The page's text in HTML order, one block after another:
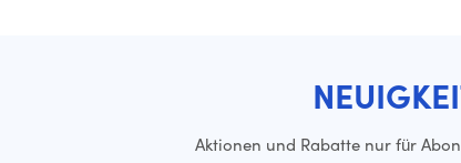
Aktionen und Rabatte nur für